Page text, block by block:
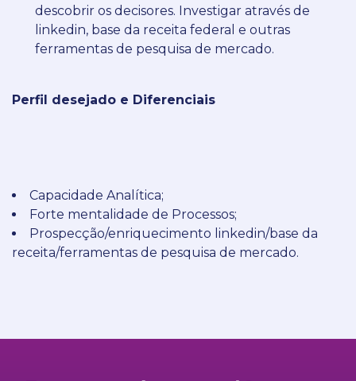
descobrir os decisores. Investigar através de
linkedin, base da receita federal e outras
ferramentas de pesquisa de mercado.
Perfil desejado e Diferenciais
Capacidade Analítica;
Forte mentalidade de Processos;
Prospecção/enriquecimento linkedin/base da
receita/ferramentas de pesquisa de mercado.